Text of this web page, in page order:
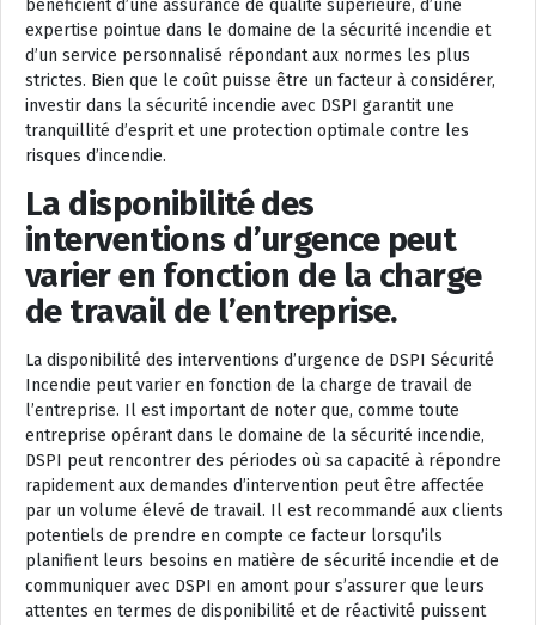
bénéficient d’une assurance de qualité supérieure, d’une
expertise pointue dans le domaine de la sécurité incendie et
d’un service personnalisé répondant aux normes les plus
strictes. Bien que le coût puisse être un facteur à considérer,
investir dans la sécurité incendie avec DSPI garantit une
tranquillité d’esprit et une protection optimale contre les
risques d’incendie.
La disponibilité des
interventions d’urgence peut
varier en fonction de la charge
de travail de l’entreprise.
La disponibilité des interventions d’urgence de DSPI Sécurité
Incendie peut varier en fonction de la charge de travail de
l’entreprise. Il est important de noter que, comme toute
entreprise opérant dans le domaine de la sécurité incendie,
DSPI peut rencontrer des périodes où sa capacité à répondre
rapidement aux demandes d’intervention peut être affectée
par un volume élevé de travail. Il est recommandé aux clients
potentiels de prendre en compte ce facteur lorsqu’ils
planifient leurs besoins en matière de sécurité incendie et de
communiquer avec DSPI en amont pour s’assurer que leurs
attentes en termes de disponibilité et de réactivité puissent